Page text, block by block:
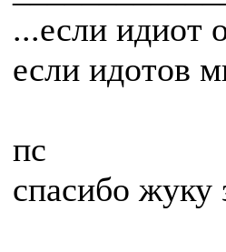
...если идиот
если идотов
пс
спасибо жуку